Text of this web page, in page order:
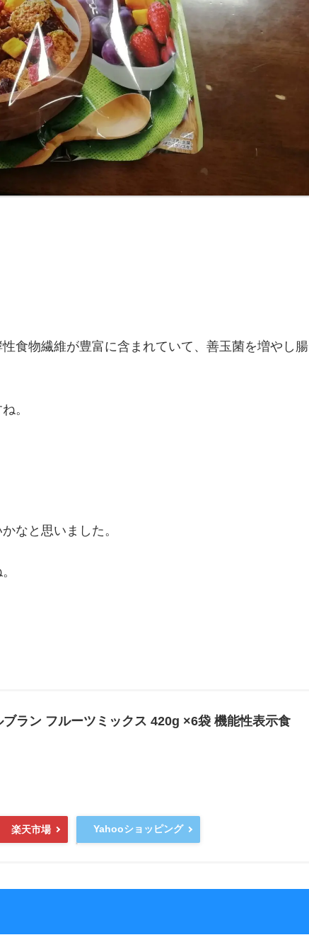
食物繊維が豊富に含まれていて、善玉菌を増やし腸
。
なと思いました。
ラン フルーツミックス 420g ×6袋 機能性表示食
楽天市場 Yahooショッピング